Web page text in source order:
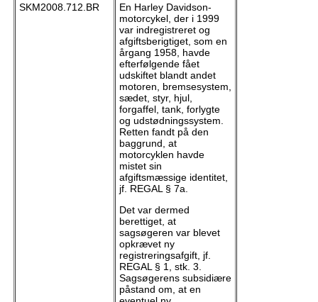
SKM2008.712.BR
En Harley Davidson-
motorcykel, der i 1999
var indregistreret og
afgiftsberigtiget, som en
årgang 1958, havde
efterfølgende fået
udskiftet blandt andet
motoren, bremsesystem,
sædet, styr, hjul,
forgaffel, tank, forlygte
og udstødningssystem.
Retten fandt på den
baggrund, at
motorcyklen havde
mistet sin
afgiftsmæssige identitet,
jf. REGAL § 7a.
Det var dermed
berettiget, at
sagsøgeren var blevet
opkrævet ny
registreringsafgift, jf.
REGAL § 1, stk. 3.
Sagsøgerens subsidiære
påstand om, at en